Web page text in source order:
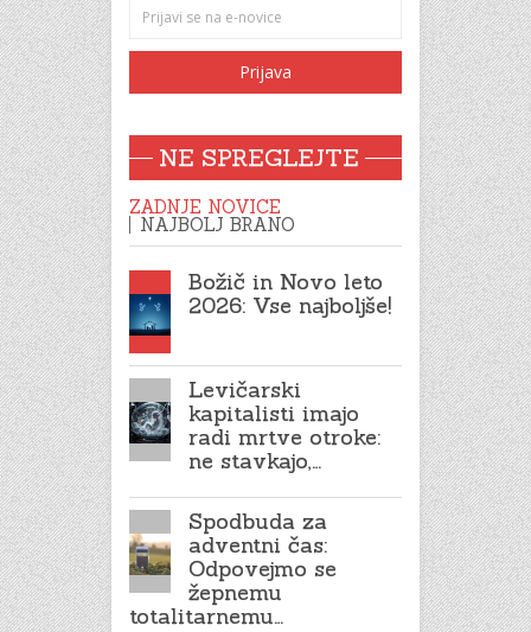
NE SPREGLEJTE
ZADNJE NOVICE
NAJBOLJ BRANO
Božič in Novo leto
2026: Vse najboljše!
Levičarski
kapitalisti imajo
radi mrtve otroke:
ne stavkajo,…
Spodbuda za
adventni čas:
Odpovejmo se
žepnemu
totalitarnemu…